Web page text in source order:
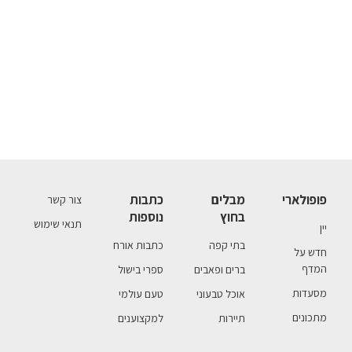
פופולארי
יין
חדש על
המדף
מסעדות
מתכונים
מבלים
בחוץ
בתי קפה
ברים ופאבים
אוכל טבעוני
תיירות
כתבות
נוספות
כתבות אורח
ספרי בישול
טעם עולמי
למקצוענים
צור קשר
תנאי שימוש